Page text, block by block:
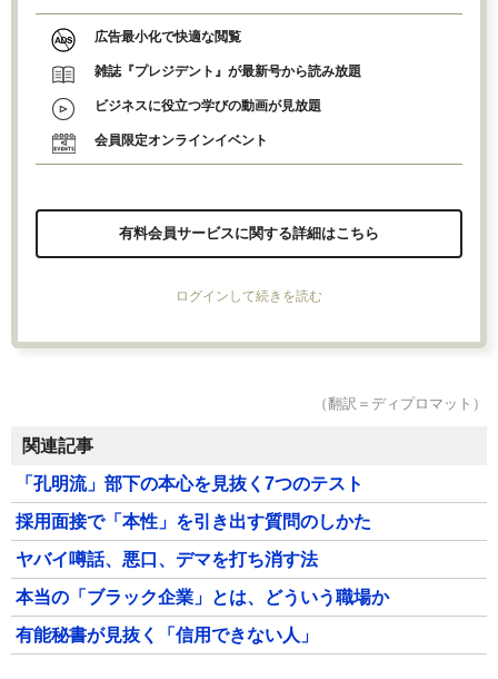
広告最小化で快適な閲覧
雑誌『プレジデント』が最新号から読み放題
ビジネスに役立つ学びの動画が見放題
会員限定オンラインイベント
有料会員サービスに関する詳細はこちら
ログインして続きを読む
（翻訳＝ディプロマット）
関連記事
「孔明流」部下の本心を見抜く7つのテスト
採用面接で「本性」を引き出す質問のしかた
ヤバイ噂話、悪口、デマを打ち消す法
本当の「ブラック企業」とは、どういう職場か
有能秘書が見抜く「信用できない人」